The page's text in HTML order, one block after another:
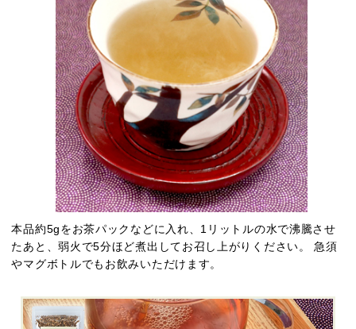
本品約5gをお茶パックなどに入れ、1リットルの水で沸騰させ
たあと、弱火で5分ほど煮出してお召し上がりください。 急須
やマグボトルでもお飲みいただけます。